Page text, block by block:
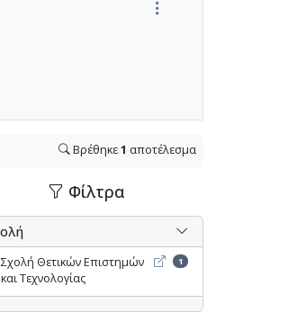
Βρέθηκε1 αποτέλεσμα
Φίλτρα
Σχολή Θετικών Επιστημών
και Τεχνολογίας
Σχολή Θετικών
1